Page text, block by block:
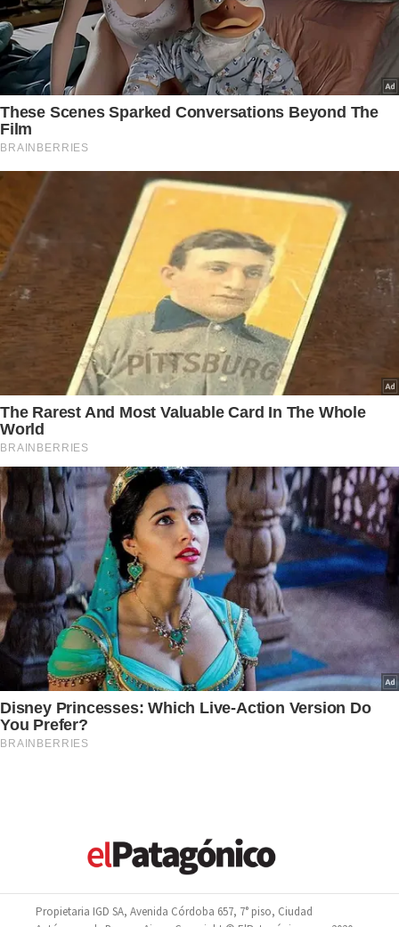
Propietaria IGD SA, Avenida Córdoba 657, 7° piso, Ciudad